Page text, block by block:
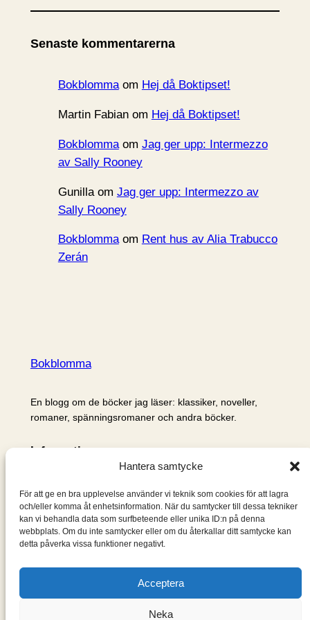
Hantera samtycke
För att ge en bra upplevelse använder vi teknik som cookies för att lagra
och/eller komma åt enhetsinformation. När du samtycker till dessa tekniker
kan vi behandla data som surfbeteende eller unika ID:n på denna
webbplats. Om du inte samtycker eller om du återkallar ditt samtycke kan
detta påverka vissa funktioner negativt.
Acceptera
Neka
k
v
Senaste kommentarerna
Bokblommaom Hej då Boktipset!
Martin Fabianom Hej då Boktipset!
Bokblommaom Jag ger upp: Intermezzo
av Sally Rooney
Gunillaom Jag ger upp: Intermezzo av
Sally Rooney
Bokblommaom Rent hus av Alia Trabucco
Zerán
Bokblomma
En blogg om de böcker jag läser: klassiker, noveller,
romaner, spänningsromaner och andra böcker.
Information
Om mig & om bloggen
S
ö
k